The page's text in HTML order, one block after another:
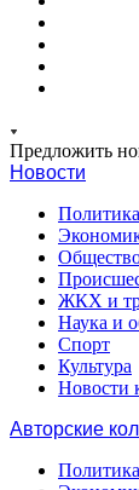
Предложить
Новости
Политика
ЖКХ и
Наука и
Спорт
Культура
Новости
Авторские
Политика